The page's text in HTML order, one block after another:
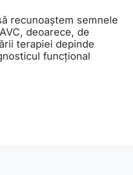
recunoaștem semnele
deoarece, de
terapiei depinde
funcțional